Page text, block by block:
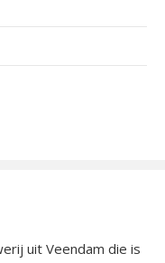
uit Veendam die is